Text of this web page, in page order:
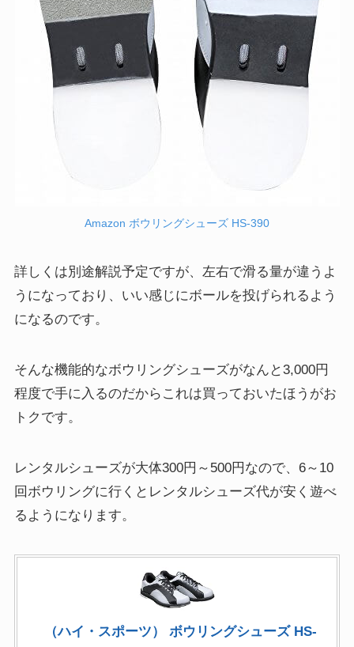
Amazon ボウリングシューズ HS-390
詳しくは別途解説予定ですが、左右で滑る量が違うよ
うになっており、いい感じにボールを投げられるよう
になるのです。
そんな機能的なボウリングシューズがなんと3,000円
程度で手に入るのだからこれは買っておいたほうがお
トクです。
レンタルシューズが大体300円～500円なので、6～10
回ボウリングに行くとレンタルシューズ代が安く遊べ
るようになります。
（ハイ・スポーツ） ボウリングシューズ HS-